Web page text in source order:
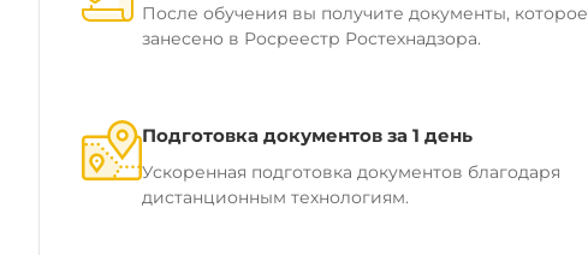
После обучения вы получите документы, которое
занесено в Росреестр Ростехнадзора.
Подготовка документов за 1 день
Ускоренная подготовка документов благодаря
дистанционным технологиям.